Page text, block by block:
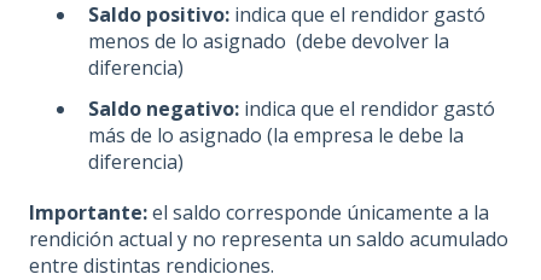
Saldo positivo: indica que el rendidor gastó
menos de lo asignado (debe devolver la
diferencia)
Saldo negativo: indica que el rendidor gastó
más de lo asignado (la empresa le debe la
diferencia)
Importante:el saldo corresponde únicamente a la
rendición actual y no representa un saldo acumulado
entre distintas rendiciones.